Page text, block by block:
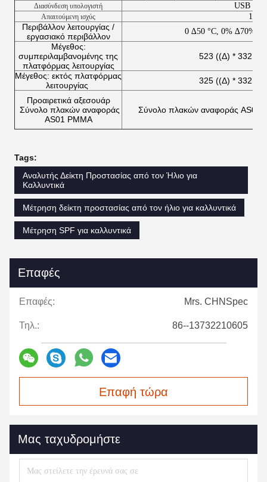
Διασύνδεση υπολογιστή USB
Απαιτούμενη ισχύς 12V
Περιβάλλον λειτουργίας /
εργασιακό περιβάλλον
0 ∆50 °C, 0% ∆70%
Μέγεθος:
συμπεριλαμβανομένης της
πλατφόρμας λειτουργίας
523 ((Δ) * 332
Μέγεθος: εκτός πλατφόρμας
λειτουργίας
325 ((Δ) * 332
Προαιρετικά αξεσουάρ
Σύνολο πλακών αναφοράς
AS01 PMMA
Σύνολο πλακών αναφοράς AS01
Tags:
Αναλυτής Δείκτη Προστασίας από τον Ήλιο για
Καλλυντικά
Μέτρηση δείκτη προστασίας από τον ήλιο για καλλυντικά
Μέτρηση SPF για καλλυντικά
Επαφές
Επαφές: Mrs. CHNSpec
Τηλ.: 86--13732210605
Επαφή τώρα
Μας ταχυδρομήστε